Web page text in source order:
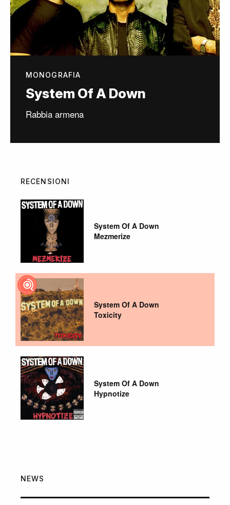
MONOGRAFIA
System Of A Down
Rabbia armena
RECENSIONI
System Of A Down
Mezmerize
System Of A Down
Toxicity
System Of A Down
Hypnotize
NEWS